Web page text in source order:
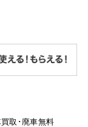
取･廃車無料